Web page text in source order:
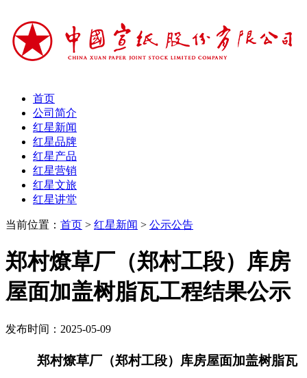
首页
公司简介
红星新闻
红星品牌
红星产品
红星营销
红星文旅
红星讲堂
当前位置： 首页 > 红星新闻 > 公示公告
郑村燎草厂（郑村工段）库房
屋面加盖树脂瓦工程结果公示
发布时间：2025-05-09
郑村燎草厂（郑村工段）库房屋面加盖树脂瓦